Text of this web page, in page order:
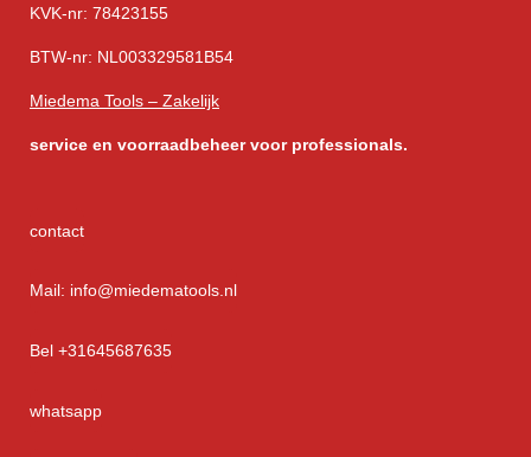
KVK-nr: 78423155
BTW-nr: NL003329581B54
Miedema Tools – Zakelijk
service en voorraadbeheer voor professionals.
contact
Mail: info@miedematools.nl
Bel +31645687635
whatsapp